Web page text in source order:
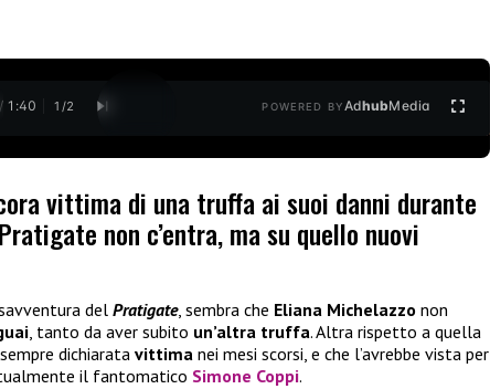
1:40 1 /2 POWERED BYAdhubMedia
vittima di una truffa ai suoi danni durante
non c’entra, ma su quello nuovi
del Pratigate, sembra che Eliana Michelazzo non
, tanto da aver subito un’altra truffa. Altra rispetto a quella
dichiarata vittima nei mesi scorsi, e che l’avrebbe vista per
il fantomatico Simone Coppi.